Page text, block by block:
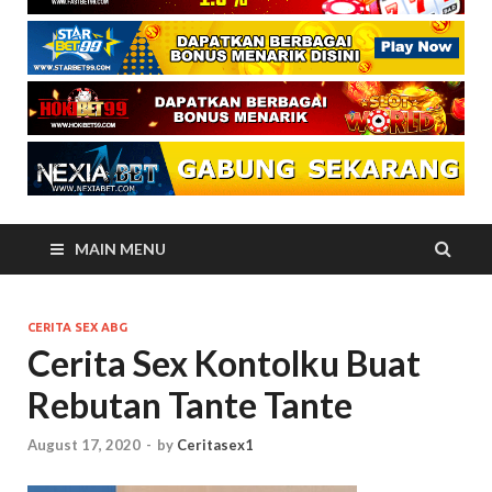
MAIN MENU
CERITA SEX ABG
Cerita Sex Kontolku Buat
Rebutan Tante Tante
August 17, 2020 - by Ceritasex1